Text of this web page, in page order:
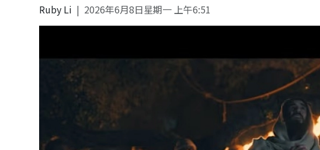
Ruby Li 2026年6月8日星期一 上午6:51